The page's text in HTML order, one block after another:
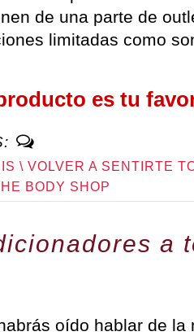
de una parte de
limitadas como
es tu
\ VOLVER A SENTIRTE
BODY SHOP
a
oído hablar de